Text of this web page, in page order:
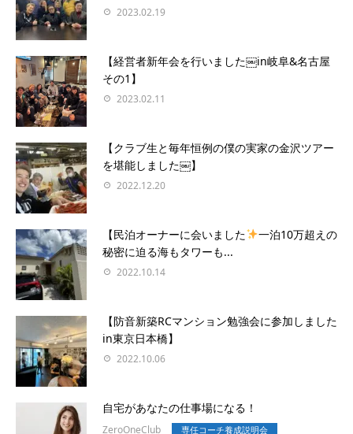
2023.02.19
【経営者新年会を行いました￼in岐阜&名古屋
その1】
2023.02.11
【クラブ生と毎年恒例の僕の実家の金沢ツアー
を堪能しました￼】
2022.12.20
【民泊オーナーに会いました
一泊10万超えの
秘密に迫る海もタワーも...
2022.10.14
【防音新築RCマンション勉強会に参加しました
in東京日本橋】
2022.10.06
自宅があなたの仕事場になる！
ZeroOneClub 専任コーチ養成説明会